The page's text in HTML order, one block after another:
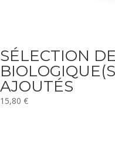
SÉLECTION
AJOUTÉS
15,80 €